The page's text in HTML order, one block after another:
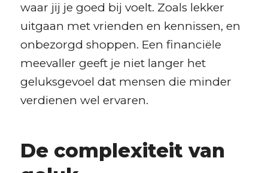
waar jij je goed bij voelt. Zoals lekker
uitgaan met vrienden en kennissen, en
onbezorgd shoppen. Een financiële
meevaller geeft je niet langer het
geluksgevoel dat mensen die minder
verdienen wel ervaren.
De complexiteit van